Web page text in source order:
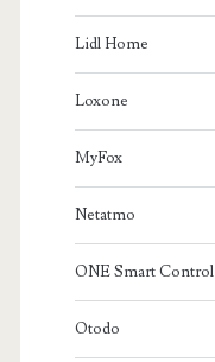
Lidl Home
Loxone
MyFox
Netatmo
ONE Smart Control
Otodo